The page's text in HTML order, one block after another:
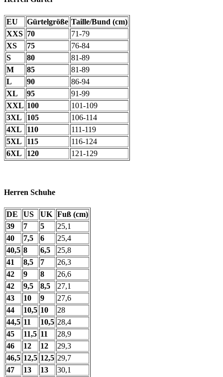
EU Gürtelgröße Taille/Bund (cm)
XXS 70
71-79
XS
75
76-84
S
80
81-89
M
85
81-89
L
90
86-94
XL
95
91-99
XXL 100
101-109
3XL
105
106-114
4XL
110
111-119
5XL
115
116-124
6XL
120 121-129
Herren Schuhe
DE US UK Fuß (cm)
39
7 5
25,1
40
7,5 6
25,4
40,5 8 6,5
25,8
41
8,5 7
26,3
42
9 8
26,6
42
9,5 8,5
27,1
43
10 9
27,6
44
10,5 10
28
44,5 11 10,5 28,4
45
11,5 11
28,9
46
12 12
29,3
46,5 12,5 12,5 29,7
47
13 13
30,1